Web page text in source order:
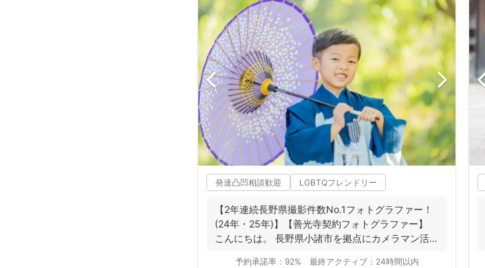
発達凸凹相談歓迎 LGBTQフレンドリー
【2年連続長野県撮影件数No.1フォトグラファー！
(24年・25年)】【善光寺契約フォトグラファー】
こんにちは。 長野県小諸市を拠点にカメラマン活
予約承諾率： 92% 最終アクティブ： 24時間以内